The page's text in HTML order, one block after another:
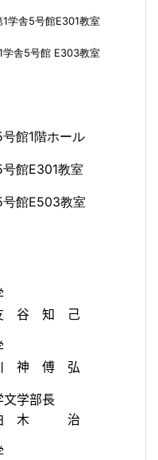
1学舎5号館E301教室
学舎5号館 E303教室
号館1階ホール
号館E301教室
号館E503教室
谷 知 己
大学
神 傅 弘
学文学部長
木 治